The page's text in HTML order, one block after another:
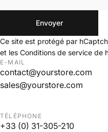
MessageEnvoyer
Ce site est protégé par
et les Conditions de service de
E-MAIL
contact@yourstore.com
sales@yourstore.com
TÉLÉPHONE
+33 (0) 31-305-210